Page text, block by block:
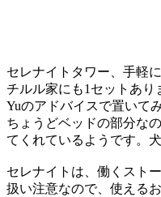
セレナイトタワー、手軽
チルル家にも1セットあり
Yuのアドバイスで置いて
ちょうどベッドの部分な
てくれているようです。
セレナイトは、働くスト
扱い注意なので、使える